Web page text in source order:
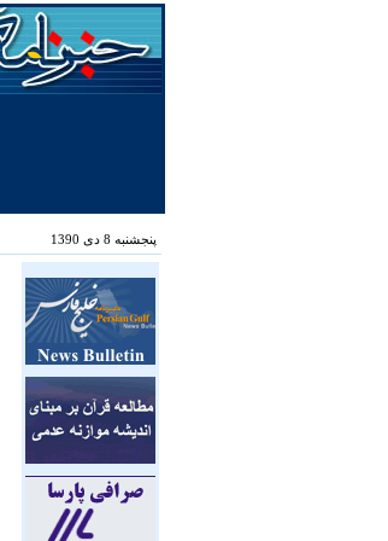
پنجشنبه 8 دی 1390